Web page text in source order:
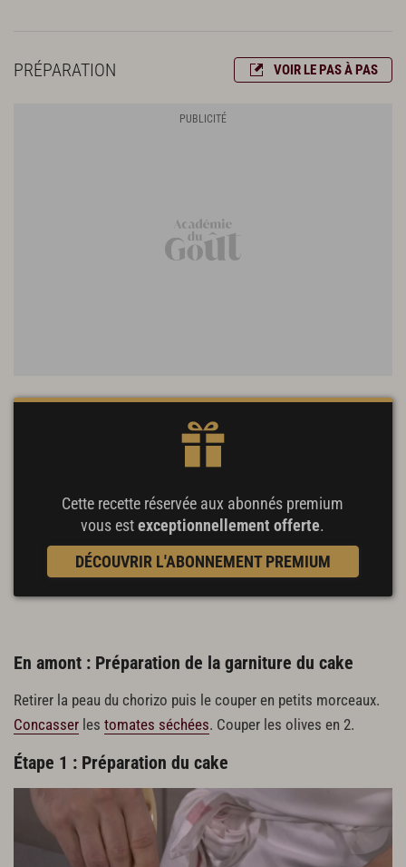
PRÉPARATION VOIR LE PAS À PAS
Cette recette réservée aux abonnés premium
vous estexceptionnellement offerte.
DÉCOUVRIR L'ABONNEMENT PREMIUM
En amont : Préparation de la garniture du cake
Retirer la peau du chorizo puis le couper en petits morceaux.
Concasser les tomates séchées. Couper les olives en 2.
Étape 1 : Préparation du cake